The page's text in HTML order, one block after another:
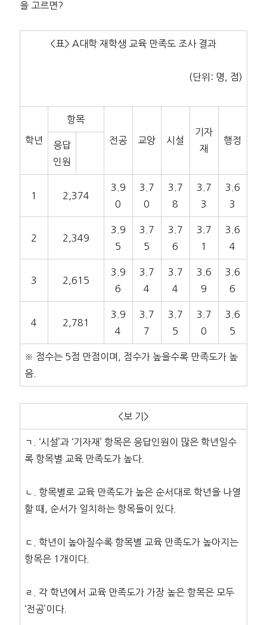
을 고르면?
<표> A대학 재학생 교육 만족도 조사 결과
(단위: 명, 점)
학년
항목
전공 교양 시설
기자
재
행정
응답
인원
1 2,374
3.9
0
3.7
0
3.7
8
3.7
3
3.6
3
2 2,349
3.9
5
3.7
5
3.7
6
3.7
1
3.6
4
3 2,615
3.9
6
3.7
4
3.7
4
3.6
9
3.6
6
4 2,781
3.9
4
3.7
7
3.7
5
3.7
0
3.6
5
※ 점수는 5점 만점이며, 점수가 높을수록 만족도가 높
음.
<보 기>
ㄱ. ‘시설’과 ‘기자재’ 항목은 응답인원이 많은 학년일수
록 항목별 교육 만족도가 높다.
ㄴ. 항목별로 교육 만족도가 높은 순서대로 학년을 나열
할 때, 순서가 일치하는 항목들이 있다.
ㄷ. 학년이 높아질수록 항목별 교육 만족도가 높아지는
항목은 1개이다.
ㄹ. 각 학년에서 교육 만족도가 가장 높은 항목은 모두
‘전공’이다.